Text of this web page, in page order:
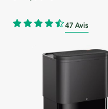
47 Avis